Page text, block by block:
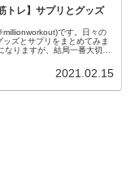
トレ】サプリとグッズ
millionworkout)です。日々の
ッズとサプリをまとめてみま
りますが、結局一番大切な
2021.02.15